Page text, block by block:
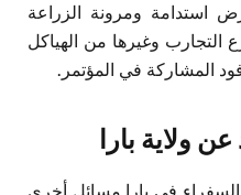
استدامة ومرونة الزراعة
التجارب وغيرها من الهياكل
المشاركة في المؤتمر.
ولاية بارا